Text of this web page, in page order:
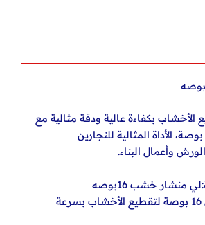
الأخشاب بكفاءة عالية ودقة مثالية مع
منشار خشب 16 بوصة، الأداة المثالية للنجارين
وأعمال البناء.
منشار خشب 16بوصه
نصل قوي بطول 16 بوصة لتقطيع الأخشاب بسرعة